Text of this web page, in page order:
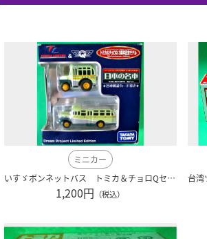
ミニカー
いすゞボンネットバス トミカ＆チョロQセット （ドリームプロジェクト）
1,200円 （税込）